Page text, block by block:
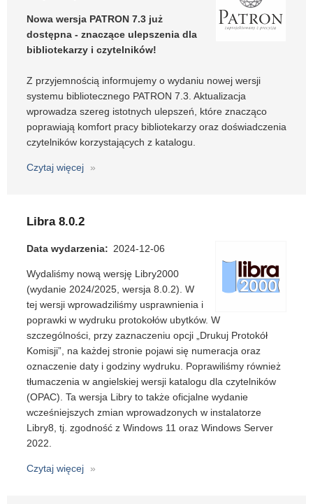
Nowa wersja PATRON 7.3 już
dostępna - znaczące ulepszenia dla
bibliotekarzy i czytelników!
Z przyjemnością informujemy o wydaniu nowej wersji
systemu bibliotecznego PATRON 7.3. Aktualizacja
wprowadza szereg istotnych ulepszeń, które znacząco
poprawiają komfort pracy bibliotekarzy oraz doświadczenia
czytelników korzystających z katalogu.
Czytaj więcej
o
już
-
znaczące
ulepszenia
dla
bibliotekarzy
i
czytelników!
Libra 8.0.2
Data wydarzenia 2024-12-06
Wydaliśmy nową wersję Libry2000
(wydanie 2024/2025, wersja 8.0.2). W
tej wersji wprowadziliśmy usprawnienia i
poprawki w wydruku protokołów ubytków. W
szczególności, przy zaznaczeniu opcji „Drukuj Protokół
Komisji”, na każdej stronie pojawi się numeracja oraz
oznaczenie daty i godziny wydruku. Poprawiliśmy również
tłumaczenia w angielskiej wersji katalogu dla czytelników
(OPAC). Ta wersja Libry to także oficjalne wydanie
wcześniejszych zmian wprowadzonych w instalatorze
Libry8, tj. zgodność z Windows 11 oraz Windows Server
2022.
Czytaj więcej
o